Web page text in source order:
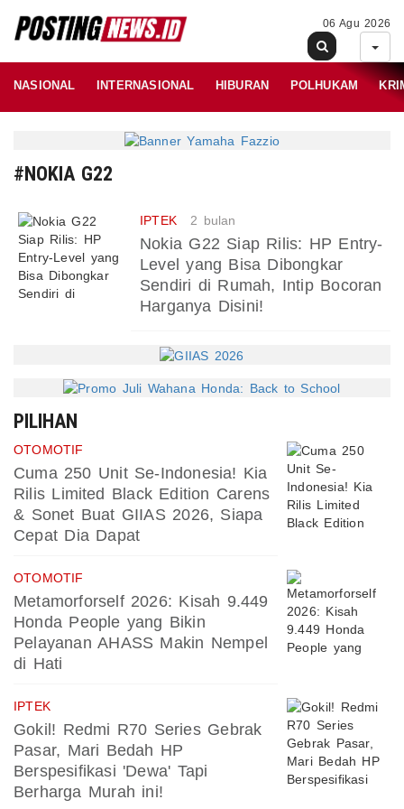
06 Agu 2026
NASIONAL INTERNASIONAL HIBURAN POLHUKAM
#NOKIA G22
IPTEK 2 bulan
Nokia G22 Siap Rilis: HP Entry-
Level yang Bisa Dibongkar
Sendiri di Rumah, Intip Bocoran
Harganya Disini!
PILIHAN
OTOMOTIF
Cuma 250 Unit Se-Indonesia! Kia
Rilis Limited Black Edition Carens
& Sonet Buat GIIAS 2026, Siapa
Cepat Dia Dapat
OTOMOTIF
Metamorforself 2026: Kisah 9.449
Honda People yang Bikin
Pelayanan AHASS Makin Nempel
di Hati
IPTEK
Gokil! Redmi R70 Series Gebrak
Pasar, Mari Bedah HP
Berspesifikasi 'Dewa' Tapi
Berharga Murah ini!